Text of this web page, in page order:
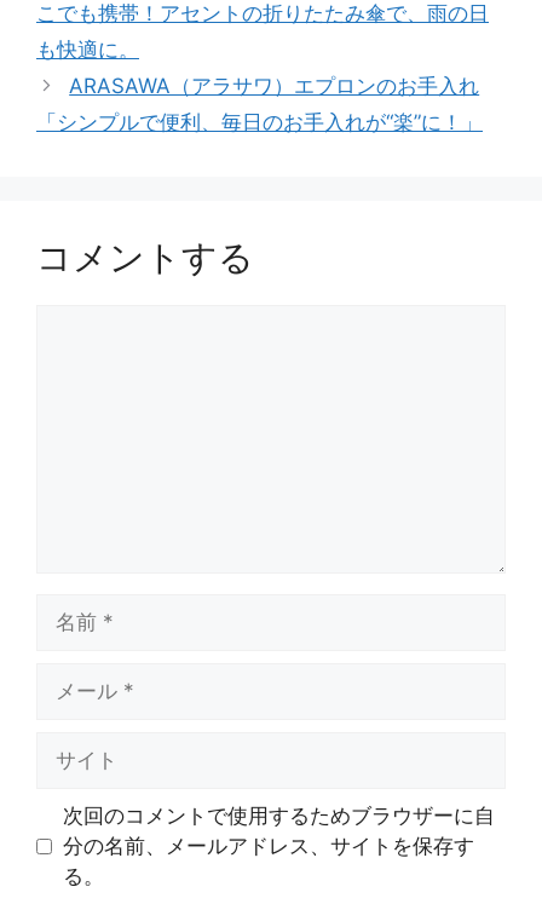
こでも携帯！アセントの折りたたみ傘で、雨の日
も快適に。
ARASAWA（アラサワ）エプロンのお手入れ
「シンプルで便利、毎日のお手入れが“楽”に！」
コメントする
次回のコメントで使用するためブラウザーに自
分の名前、メールアドレス、サイトを保存す
る。